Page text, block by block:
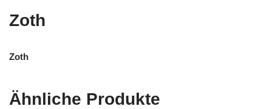
Zoth
Zoth
Ähnliche Produkte